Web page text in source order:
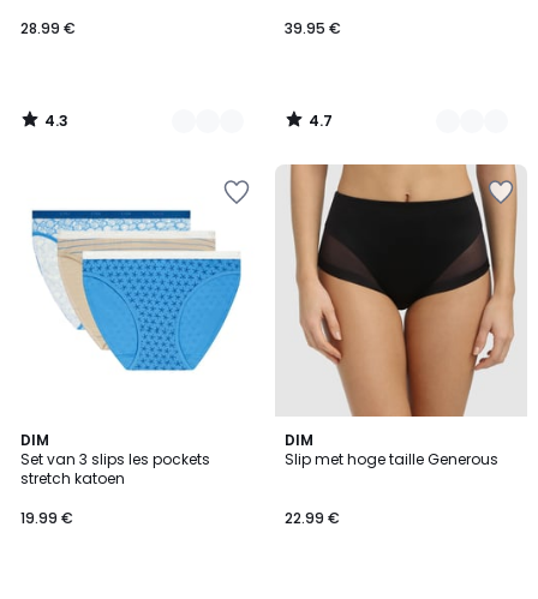
28.99 €
4.3
/
39.95 €
4.7
/
DIM
Set van 3 slips les pockets
stretch katoen
19.99 €
4.3
/ 5
DIM
Slip met hoge taille Generous
22.99 €
4.8
/ 5